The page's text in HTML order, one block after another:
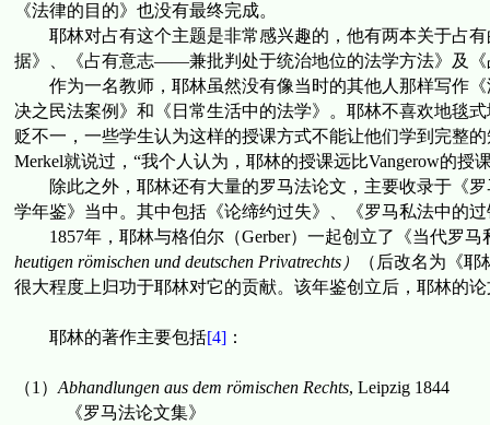
《法律的目的》也没有最终完成。
耶林对占有这个主题是非常感兴趣的，他有两本关于占
据》、《占有意志——兼批判处于统治地位的法学方法》及
作为一名教师，耶林虽然没有像当时的其他人那样写作
决之民法案例》和 《日常生活中的法学》。耶林不喜欢地毯
贬不一，一些学生认为这样的授课方式不能让他们学到完整
Merkel就说过，“我个人认为，耶林的授课远比Vangerow的授
除此之外，耶林还有大量的罗马法论文，主要收录于《
学年鉴》当中。其中包括《论缔约过失》、《罗马私法中的
1857年， 耶林与格伯尔（Gerber） 一起创立了《当代罗马
heutigen römischen und deutschen Privatrechts）
（后改名为《耶
很大程度上归功于耶林对它的贡献。该年鉴创立后，耶林的
耶林的著作主要包括[4]：
（1 ） Abhandlungen aus dem römischen Rechts, Leipzig 1844
《罗马法论文集》